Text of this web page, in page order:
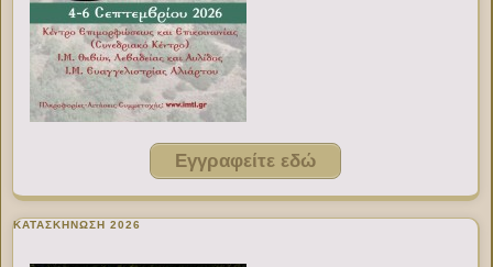
Εγγραφείτε εδώ
ΚΑΤΑΣΚΗΝΩΣΗ 2026